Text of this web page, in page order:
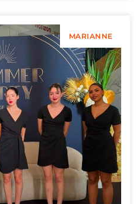
MARIANNE